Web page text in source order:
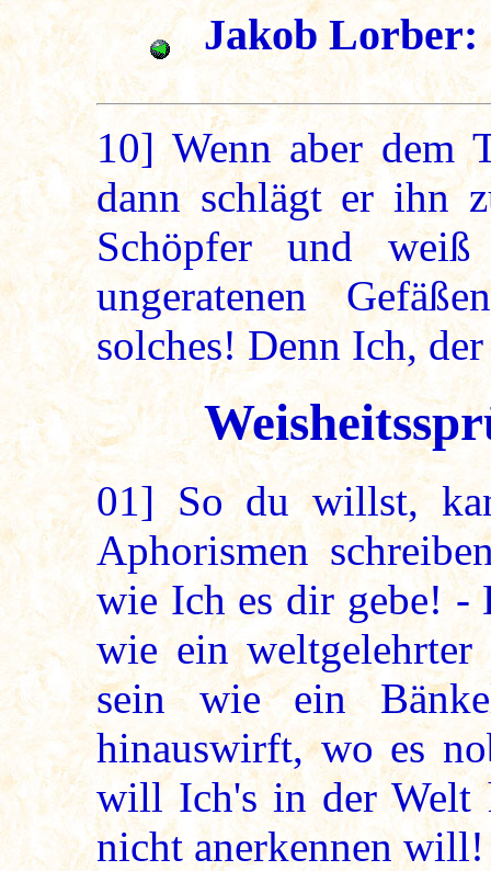
Jakob Lorber:
10] Wenn aber dem
dann schlägt er ihn
Schöpfer und
ungeratenen
solches! Denn Ich,
01] So du willst,
Aphorismen
wie Ich es dir gebe!
wie ein
sein wie ein
hinauswirft, wo es
will Ich's in der Welt
nicht anerkennen